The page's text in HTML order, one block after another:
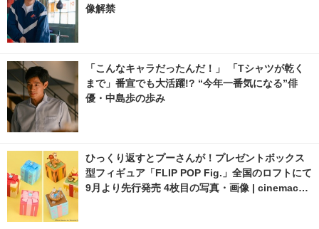
像解禁
「こんなキャラだったんだ！」 「Tシャツが乾く
まで」番宣でも大活躍!? “今年一番気になる”俳
優・中島歩の歩み
ひっくり返すとプーさんが！プレゼントボックス
型フィギュア「FLIP POP Fig.」全国のロフトにて
9月より先行発売 4枚目の写真・画像 | cinemacaf